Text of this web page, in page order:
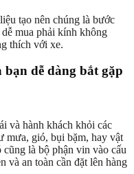
tạo nên chúng là bước
mua phải kính không
thích với xe.
dễ dàng bắt gặp
và hành khách khỏi các
mưa, gió, bụi bặm, hay vật
là bộ phận vin vào cấu
và an toàn cần đặt lên hàng